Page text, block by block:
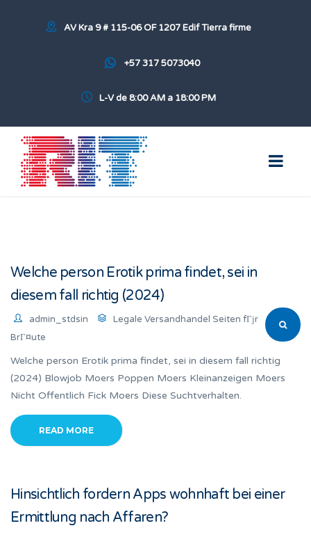
AV Kra 9 # 115-06 OF 1207 Edif Tierra firme
+57 317 5073040
L-V de 8:00 AM a 18:00 PM
Welche person Erotik prima findet, sei in
diesem fall richtig (2024)
admin_stdsin
Legale Versandhandel Seiten fГјr
BrГ¤ute
Welche person Erotik prima findet, sei in diesem fall richtig
(2024) Blowjob Moers Poppen Moers Kleinanzeigen Moers
Nicht Offentlich Fick Moers Diese Suchtverhalten.
READ MORE
Hinsichtlich fordern Apps wohnhaft bei einer
Ermittlung nach Affaren?